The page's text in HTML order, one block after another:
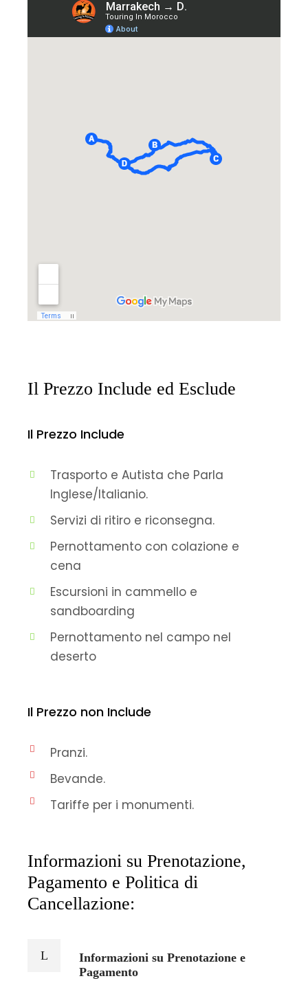
Il Prezzo Include ed Esclude
Il Prezzo Include
Trasporto e Autista che Parla
Inglese/Italianio.
Servizi di ritiro e riconsegna.
Pernottamento con colazione e
cena
Escursioni in cammello e
sandboarding
Pernottamento nel campo nel
deserto
Il Prezzo non Include
Pranzi.
Bevande.
Tariffe per i monumenti.
Informazioni su Prenotazione,
Pagamento e Politica di
Cancellazione:
Informazioni su Prenotazione e
Pagamento